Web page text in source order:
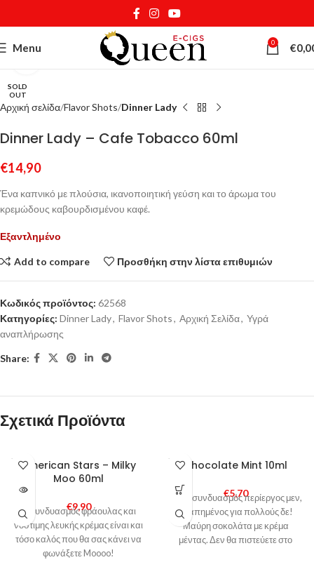
Menu 0 €
SOLD
OUT
Κάντε κλικ για μεγέθυνση
Αρχική σελίδα Flavor Shots Dinner Lady
Dinner Lady – Cafe Tobacco 60ml
€14,90
Ένα καπνικό με πλούσια, ικανοποιητική γεύση και το άρωμα του
κρεμώδους καβουρδισμένου καφέ.
Εξαντλημένο
Add to compare Προσθήκη στην λίστα επιθυμιών
Κωδικός προϊόντος: 62568
Κατηγορίες: Dinner Lady, Flavor Shots, Αρχική Σελίδα, Υγρά
αναπλήρωσης
Share:
Σχετικά Προϊόντα
SOLD
OUTAmerican Stars – Milky
Moo 60ml
€9,90
Ο συνδυασμός φράουλας και
νόστιμης λευκής κρέμας είναι και
τόσο καλός που θα σας κάνει να
φωνάξετε Moooo!
SOLD
OUTChocolate Mint 10ml
€5,70
Ένας συνδυασμός περίεργος μεν,
αγαπημένος για πολλούς δε!
Μαύρη σοκολάτα με κρέμα
μέντας. Δεν θα πιστεύετε στο